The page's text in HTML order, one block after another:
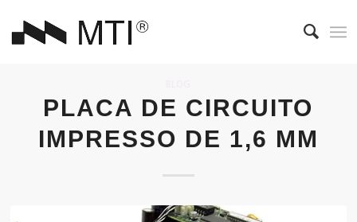
PLACA DE CIRCUITO
IMPRESSO DE 1,6 MM